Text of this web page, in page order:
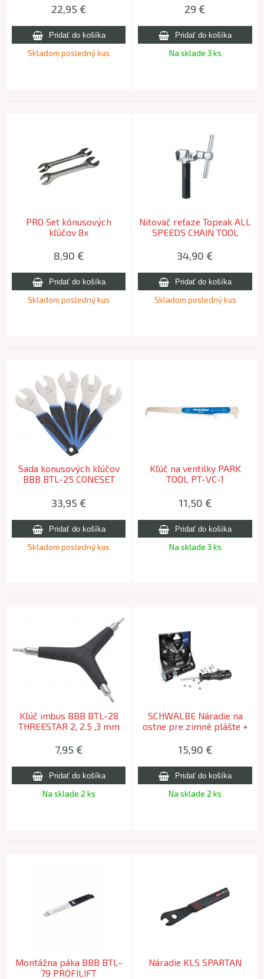
22,95 €
Skladom posledný kus
29 €
Na sklade 3 ks
PRO Set kónusových
kľúčov 8x
8,90 €
Skladom posledný kus
Nitovač reťaze Topeak ALL
SPEEDS CHAIN TOOL
34,90 €
Skladom posledný kus
Sada konusových kľúčov
BBB BTL-25 CONESET
33,95 €
Skladom posledný kus
Kľúč na ventilky PARK
TOOL PT-VC-1
11,50 €
Na sklade 3 ks
Kľúč imbus BBB BTL-28
THREESTAR 2, 2.5 ,3 mm
7,95 €
Na sklade 2 ks
SCHWALBE Náradie na
ostne pre zimné plášte +
15,90 €
Na sklade 2 ks
Montážna páka BBB BTL-
79 PROFILIFT
Náradie KLS SPARTAN